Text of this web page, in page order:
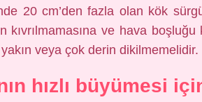
20 cm’den fazla olan kök
kıvrılmamasına ve hava
veya çok derin dikilmemelidir.
hızlı büyümesi